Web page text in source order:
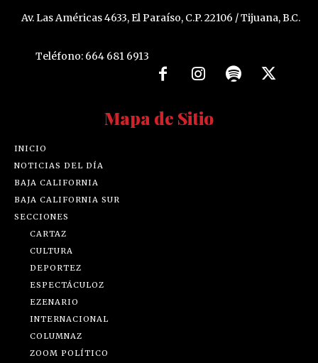
Av. Las Américas 4633, El Paraíso, C.P. 22106 / Tijuana, B.C.
Teléfono: 664 681 6913
Mapa de Sitio
INICIO
NOTICIAS DEL DÍA
BAJA CALIFORNIA
BAJA CALIFORNIA SUR
SECCIONES
CARTAZ
CULTURA
DEPORTEZ
ESPECTÁCULOZ
EZENARIO
INTERNACIONAL
COLUMNAZ
ZOOM POLÍTICO